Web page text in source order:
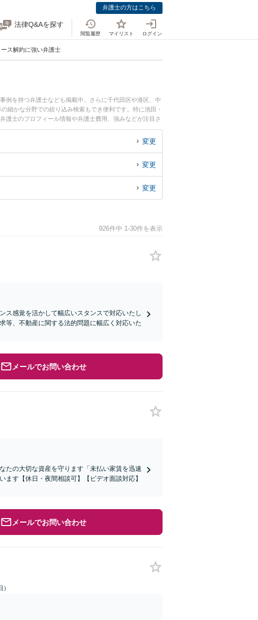
弁護士の方はこちら
法律Q&Aを探す
閲覧履歴 マイリスト ログイン
ス解約に強い弁護士
例を持つ弁護士なども掲載中。さらに千代田区や港区、中
細かな分野での絞り込み検索もでき便利です。特に池田・
護士のプロフィール情報や弁護士費用、強みなどが注目さ
解約のトラブル解決の実績豊富な近くの弁護士を検索した
におすすめです。
変更
変更
変更
926件中 1-30件を表示
ス感覚を活かして幅広いスタンスで対応いたし
等、不動産に関する法的問題に幅広く対応いた
メールでお問い合わせ
たの大切な資産を守ります「未払い家賃を迅速
す【休日・夜間相談可】【ビデオ面談対応】
メールでお問い合わせ